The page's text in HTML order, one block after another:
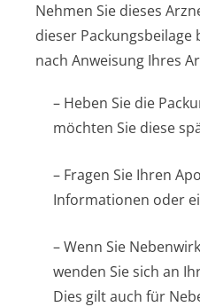
Nehmen Sie dieses
dieser Packungsbeilage
nach Anweisung Ihres
– Heben Sie die
möchten Sie diese
– Fragen Sie Ihren
Informationen oder
– Wenn Sie
wenden Sie sich an
Dies gilt auch für